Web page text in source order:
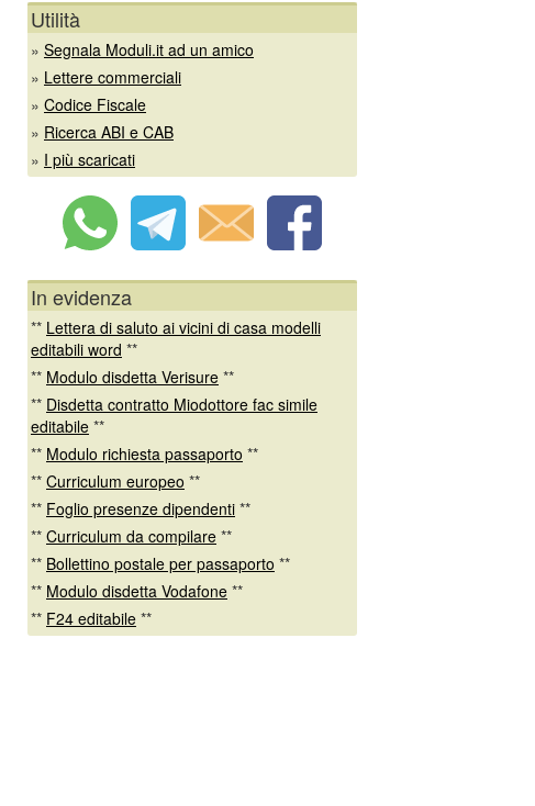
Utilità
» Segnala Moduli.it ad un amico
» Lettere commerciali
» Codice Fiscale
» Ricerca ABI e CAB
» I più scaricati
In evidenza
** Lettera di saluto ai vicini di casa modelli
editabili word **
** Modulo disdetta Verisure **
** Disdetta contratto Miodottore fac simile
editabile **
** Modulo richiesta passaporto **
** Curriculum europeo **
** Foglio presenze dipendenti **
** Curriculum da compilare **
** Bollettino postale per passaporto **
** Modulo disdetta Vodafone **
** F24 editabile **